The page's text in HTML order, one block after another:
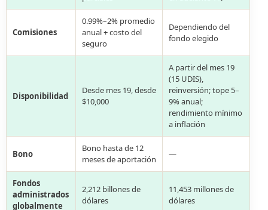
Comisiones
0.99%–2% promedio
anual + costo del
seguro
Dependiendo del
fondo elegido
Disponibilidad
Desde mes 19, desde
$10,000
A partir del mes 19
(15 UDIS),
reinversión; tope 5–
9% anual;
rendimiento mínimo
a inflación
Bono
Bono hasta de 12
meses de aportación
—
Fondos
administrados
globalmente
2,212 billones de
dólares
11,453 millones de
dólares